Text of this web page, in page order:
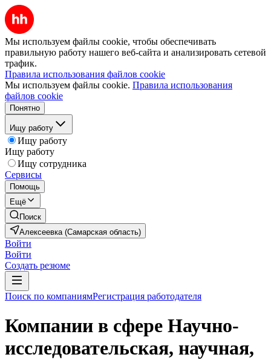
Мы используем файлы cookie, чтобы обеспечивать
правильную работу нашего веб-сайта и анализировать сетевой
трафик.
Правила использования файлов cookie
Мы используем файлы cookie. Правила использования
файлов cookie
Понятно
Ищу работу
Ищу работу
Ищу работу
Ищу сотрудника
Сервисы
Помощь
Ещё
Поиск
Алексеевка (Самарская область)
Войти
Войти
Создать резюме
Поиск по компаниямРегистрация работодателя
Компании в сфере Научно-
исследовательская, научная,